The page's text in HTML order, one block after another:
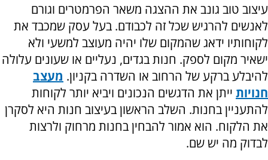
עיצוב טוב גונב את ההצגה משאר הפרמטרים וגורם
לאנשים להרגיש שכל זה לכבודם. בעל עסק שמכבד את
לקוחותיו ידאג שהמקום שלו יהיה מעוצב למשעי ולא
ישאיר מקום לספק. חנות בגדים, נעליים או שעונים עלולה
להיבלע ברקע של הרחוב או השדרה בקניון. מעצב
חנויות ייתן את הדגשים הנכונים ויביא יותר לקוחות
להתעניין בחנות. השלב הראשון בעיצוב חנות היא לסקרן
את הלקוח. הוא אמור להבחין בחנות מרחוק ולרצות
לבדוק מה יש שם.